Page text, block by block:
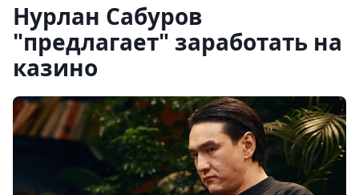
Нурлан Сабуров
"предлагает" заработать на
казино